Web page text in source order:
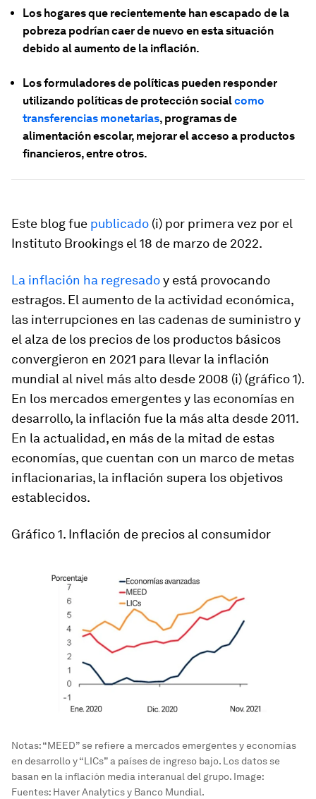
Los hogares que recientemente han escapado de la
pobreza podrían caer de nuevo en esta situación
debido al aumento de la inflación.
Los formuladores de políticas pueden responder
utilizando políticas de protección socialcomo
transferencias monetarias, programas de
alimentación escolar, mejorar el acceso a productos
financieros, entre otros.
Este blog fue publicado (i) por primera vez por el
Instituto Brookings el 18 de marzo de 2022.
La inflación ha regresadoy está provocando
estragos. El aumento de la actividad económica,
las interrupciones en las cadenas de suministro y
el alza de los precios de los productos básicos
convergieron en 2021 para llevar la inflación
mundial al nivel más alto desde 2008 (i) (gráfico 1).
En los mercados emergentes y las economías en
desarrollo, la inflación fue la más alta desde 2011.
En la actualidad, en más de la mitad de estas
economías, que cuentan con un marco de metas
inflacionarias, la inflación supera los objetivos
establecidos.
Gráfico 1. Inflación de precios al consumidor
Notas: “MEED” se refiere a mercados emergentes y economías
en desarrollo y “LICs” a países de ingreso bajo. Los datos se
basan en la inflación media interanual del grupo. Image:
Fuentes: Haver Analytics y Banco Mundial.